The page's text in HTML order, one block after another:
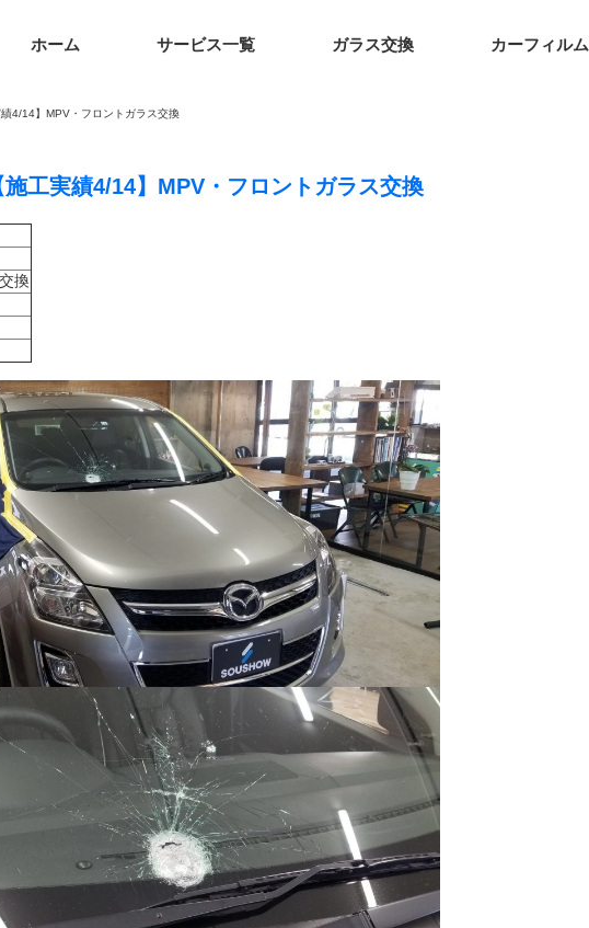
ホーム サービス一覧 ガラス交換 カーフィルム
績4/14】MPV・フロントガラス交換
施工実績4/14】MPV・フロントガラス交換
換